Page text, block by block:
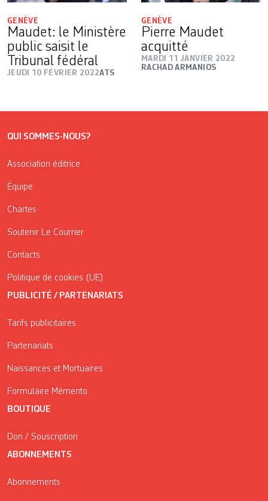
GENÈVE
Maudet: le Ministère
public saisit le
Tribunal fédéral
JEUDI 10 FÉVRIER 2022ATS
GENÈVE
Pierre Maudet
acquitté
MARDI 11 JANVIER 2022
RACHAD ARMANIOS
QUI SOMMES-NOUS?
Association éditrice
Équipe
Chartes
Soutenir Le Courrier
Contacts
Politique de cookies (UE)
PUBLICITÉ / PARTENARIATS
Tarifs publicitaires
Partenariats
Naissances et Mortuaires
Formulaire Mémento
BOUTIQUE
Don / Souscription
ABONNEMENTS
Abonnements